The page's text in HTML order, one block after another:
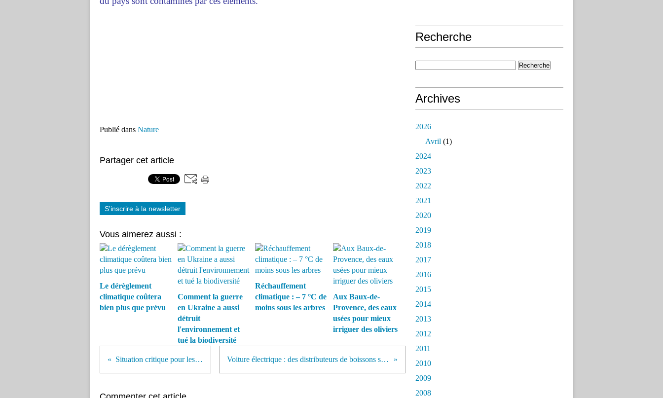
Publié dans Nature
Partager cet article
S'inscrire à la newsletter
Vous aimerez aussi :
Le dérèglement
climatique coûtera
bien plus que prévu
Comment la guerre
en Ukraine a aussi
détruit
l'environnement et
tué la biodiversité
Réchauffement
climatique : – 7 °C de
moins sous les arbres
Aux Baux-de-
Provence, des eaux
usées pour mieux
irriguer des oliviers
Situation critique pour les tigres de l’Amour Voiture électrique : des distributeurs de boissons se muent en bornes de recharge
Recherche
Archives
2026
Avril (1)
2024
2023
2022
2021
2020
2019
2018
2017
2016
2015
2014
2013
2012
2011
2010
2009
2008